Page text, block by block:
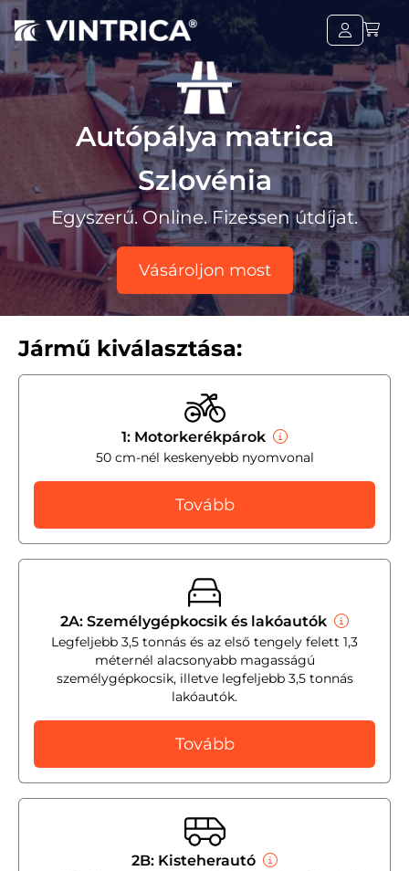
Autópálya matrica
Szlovénia
Egyszerű. Online. Fizessen útdíjat.
Vásároljon most
Jármű kiválasztása:
1: Motorkerékpárok
50 cm-nél keskenyebb nyomvonal
Tovább
2A: Személygépkocsik és lakóautók
Legfeljebb 3,5 tonnás és az első tengely felett 1,3
méternél alacsonyabb magasságú
személygépkocsik, illetve legfeljebb 3,5 tonnás
lakóautók.
Tovább
2B: Kisteherautó